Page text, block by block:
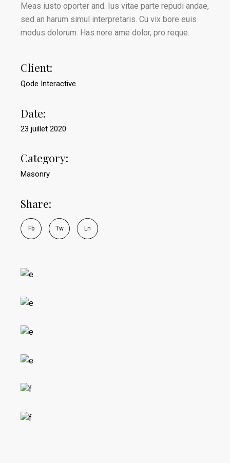
Meas iusto oporter and. Ius vitae parte repudi andae,
sed an harum simul interpretaris. Cu vix bore euis
modus dolorum. Has nore ame dolor, pro reque.
Client:
Qode Interactive
Date:
23 juillet 2020
Category:
Masonry
Share:
Fb Tw Ln